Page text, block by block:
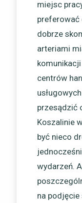
miejsc
preferować
dobrze
arteriami
centrów
przesądzić
Koszalinie
być nieco
wydarzeń.
na